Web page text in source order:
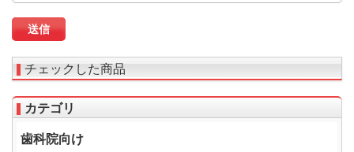
チェックした商品
カテゴリ
歯科院向け